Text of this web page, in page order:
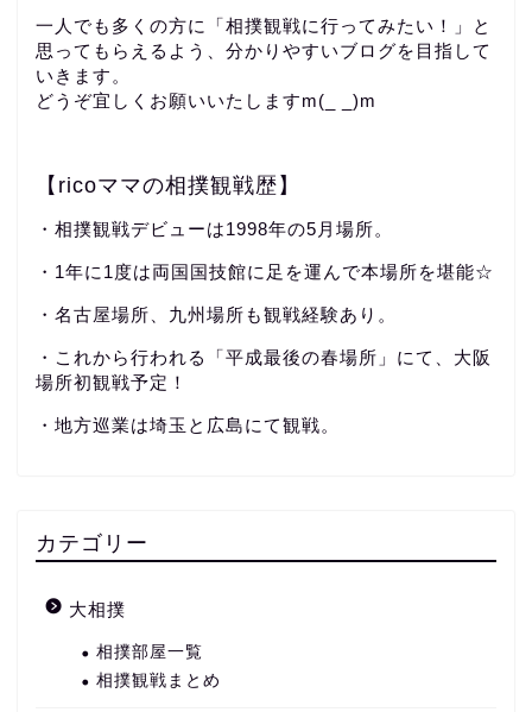
一人でも多くの方に「相撲観戦に行ってみたい！」と
思ってもらえるよう、分かりやすいブログを目指して
いきます。
どうぞ宜しくお願いいたしますm(_ _)m
【ricoママの相撲観戦歴】
・相撲観戦デビューは1998年の5月場所。
・1年に1度は両国国技館に足を運んで本場所を堪能☆
・名古屋場所、九州場所も観戦経験あり。
・これから行われる「平成最後の春場所」にて、大阪
場所初観戦予定！
・地方巡業は埼玉と広島にて観戦。
カテゴリー
大相撲
相撲部屋一覧
相撲観戦まとめ